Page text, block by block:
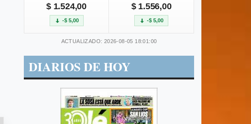
$ 1.524,00
-$ 5,00
$ 1.556,00
-$ 5,00
ACTUALIZADO: 2026-08-05 18:01:00
DIARIOS DE HOY